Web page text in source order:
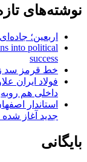
نوشته‌های
اربعین؛
into political
success
خط قرمز سد زاینده‌رود، ۲۳۶
فولاد ایران
داخلی هم
استاندار
جدید آغاز
بایگانی